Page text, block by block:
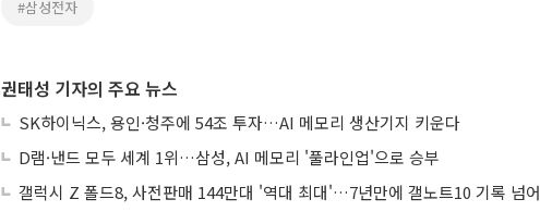
#삼성전자
권태성 기자의 주요 뉴스
SK하이닉스, 용인·청주에 54조 투자…AI 메모리 생산기지 키운다
D램·낸드 모두 세계 1위…삼성, AI 메모리 '풀라인업'으로 승부
갤럭시 Z 폴드8, 사전판매 144만대 '역대 최대'…7년만에 갤노트10 기록 넘어